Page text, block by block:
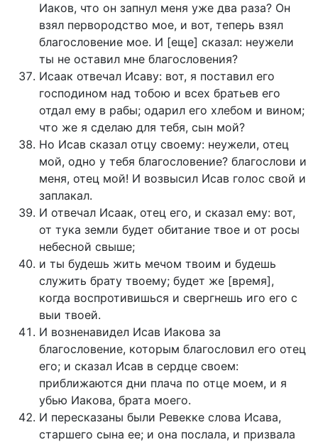
Иаков, что он запнул меня уже два раза? Он
взял первородство мое, и вот, теперь взял
благословение мое. И [еще] сказал: неужели
ты не оставил мне благословения?
Исаак отвечал Исаву: вот, я поставил его
господином над тобою и всех братьев его
отдал ему в рабы; одарил его хлебом и вином;
что же я сделаю для тебя, сын мой?
Но Исав сказал отцу своему: неужели, отец
мой, одно у тебя благословение? благослови и
меня, отец мой! И возвысил Исав голос свой и
заплакал.
И отвечал Исаак, отец его, и сказал ему: вот,
от тука земли будет обитание твое и от росы
небесной свыше;
и ты будешь жить мечом твоим и будешь
служить брату твоему; будет же [время],
когда воспротивишься и свергнешь иго его с
выи твоей.
И возненавидел Исав Иакова за
благословение, которым благословил его отец
его; и сказал Исав в сердце своем:
приближаются дни плача по отце моем, и я
убью Иакова, брата моего.
И пересказаны были Ревекке слова Исава,
старшего сына ее; и она послала, и призвала